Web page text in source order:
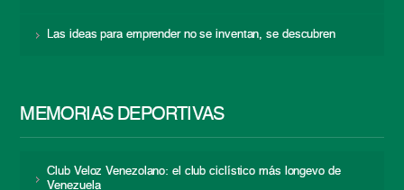
Las ideas para emprender no se inventan, se descubren
MEMORIAS DEPORTIVAS
Club Veloz Venezolano: el club ciclístico más longevo de
Venezuela